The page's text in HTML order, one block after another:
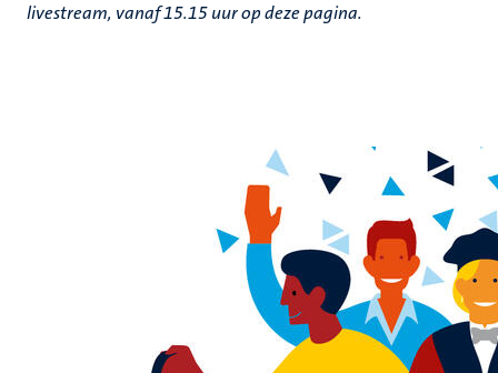
livestream, vanaf 15.15 uur op deze pagina.